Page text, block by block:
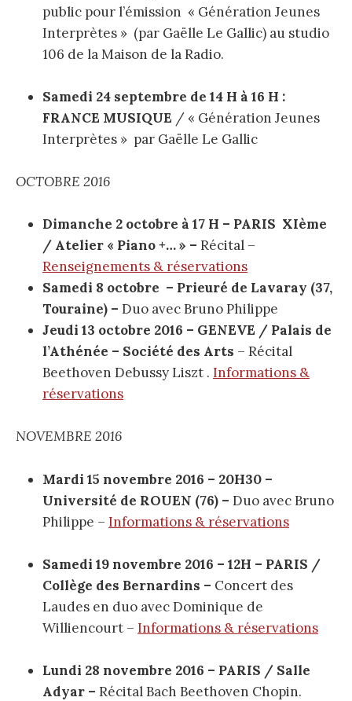
public pour l’émission « Génération Jeunes
Interprètes » (par Gaëlle Le Gallic) au studio
106 de la Maison de la Radio.
Samedi 24 septembre de 14 H à 16 H :
FRANCE MUSIQUE / « Génération Jeunes
Interprètes » par Gaëlle Le Gallic
OCTOBRE 2016
Dimanche 2 octobre à 17 H – PARIS XIème
/ Atelier « Piano +… » – Récital –
Renseignements & réservations
Samedi 8 octobre – Prieuré de Lavaray (37,
Touraine) – Duo avec Bruno Philippe
Jeudi 13 octobre 2016 – GENEVE / Palais de
l’Athénée – Société des Arts – Récital
Beethoven Debussy Liszt . Informations &
réservations
NOVEMBRE 2016
Mardi 15 novembre 2016 – 20H30 –
Université de ROUEN (76) – Duo avec Bruno
Philippe – Informations & réservations
Samedi 19 novembre 2016 – 12H – PARIS /
Collège des Bernardins – Concert des
Laudes en duo avec Dominique de
Williencourt – Informations & réservations
Lundi 28 novembre 2016 – PARIS / Salle
Adyar – Récital Bach Beethoven Chopin.